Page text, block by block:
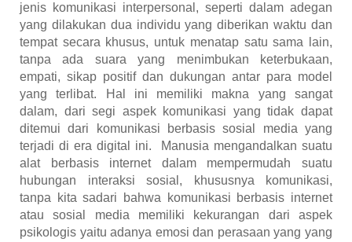
jenis komunikasi interpersonal, seperti dalam adegan
yang dilakukan dua individu yang diberikan waktu dan
tempat secara khusus, untuk menatap satu sama lain,
tanpa ada suara yang menimbukan keterbukaan,
empati, sikap positif dan dukungan antar para model
yang terlibat. Hal ini memiliki makna yang sangat
dalam, dari segi aspek komunikasi yang tidak dapat
ditemui dari komunikasi berbasis sosial media yang
terjadi di era digital ini. Manusia mengandalkan suatu
alat berbasis internet dalam mempermudah suatu
hubungan interaksi sosial, khususnya komunikasi,
tanpa kita sadari bahwa komunikasi berbasis internet
atau sosial media memiliki kekurangan dari aspek
psikologis yaitu adanya emosi dan perasaan yang yang